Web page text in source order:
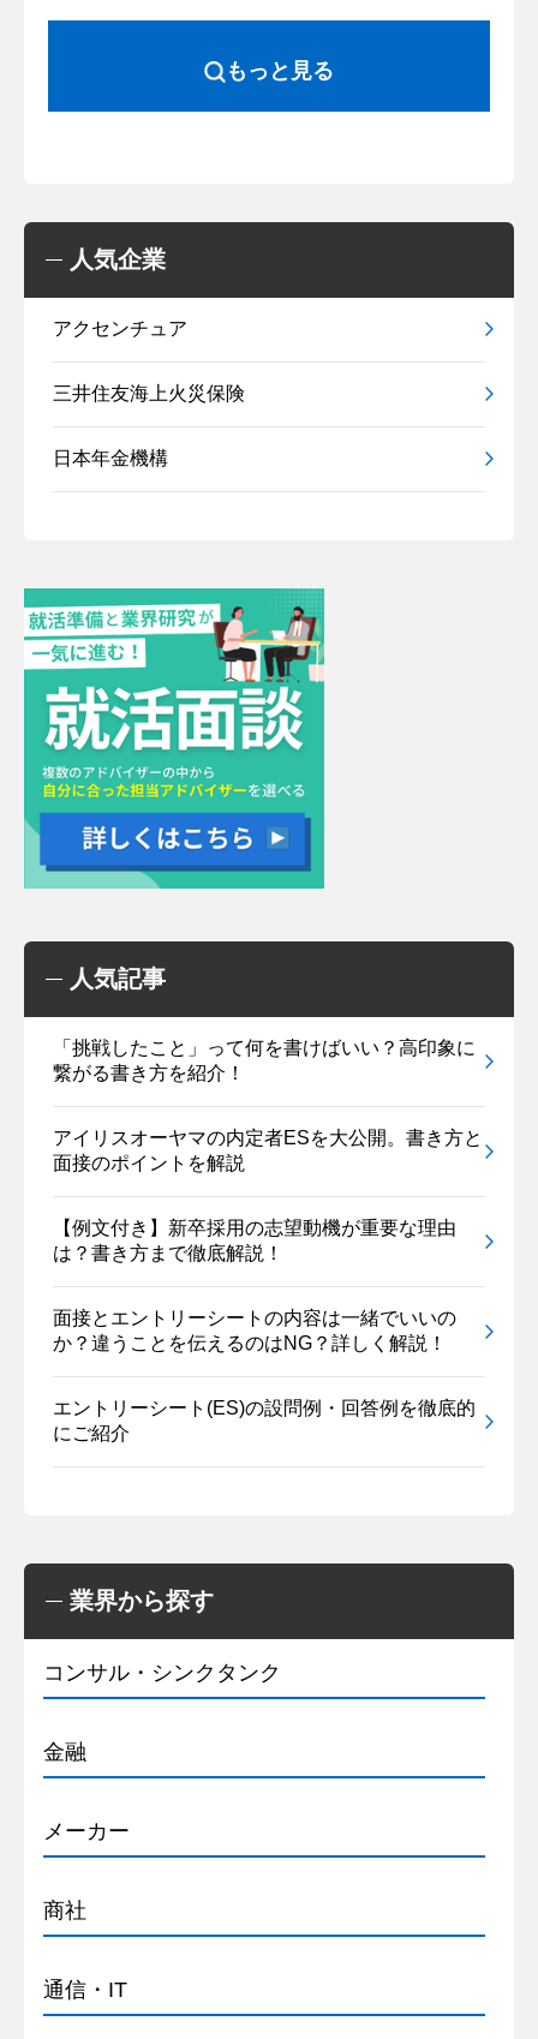
もっと見る
人気企業
アクセンチュア
三井住友海上火災保険
日本年金機構
人気記事
「挑戦したこと」って何を書けばいい？高印象に
繋がる書き方を紹介！
アイリスオーヤマの内定者ESを大公開。書き方と
面接のポイントを解説
【例文付き】新卒採用の志望動機が重要な理由
は？書き方まで徹底解説！
面接とエントリーシートの内容は一緒でいいの
か？違うことを伝えるのはNG？詳しく解説！
エントリーシート(ES)の設問例・回答例を徹底的
にご紹介
業界から探す
コンサル・シンクタンク
金融
メーカー
商社
通信・IT